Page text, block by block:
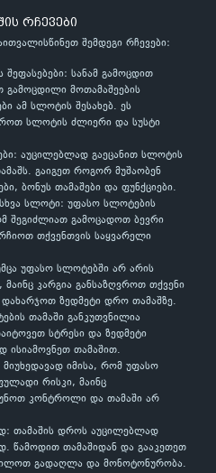
რჩევები
შემდეგი რჩევები:
სანამ გამოცდით
მოთამაშეების
ამ სლოტის შესახებ. ეს
სლოტის ძლიერი და სუსტი
აუცილებლად გაეცანით სლოტის
გაიგეთ როგორ მუშაობენ
ბონუს თამაშები და ფუნქციები.
სლოტი: უფასო სლოტების
შეგიძლიათ გამოცადოთ ბევრი
თქვენთვის საყვარელი
უფასო სლოტებში არ არის
კარგია განსაზღვროთ თქვენი
ზედმეტი დრო თამაშზე.
თამაში განკუთვნილია
სტრესი და ზედმეტი
თამაშით.
იმისა, რომ უფასო
რისკი, მაინც
კონტროლი და თამაში არ
თამაშის დროს აუცილებლად
წამოდით თამაშიდან და გააკეთეთ
გადაღლა და მონოტონურობა.